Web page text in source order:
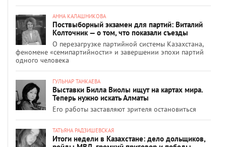
АННА КАЛАШНИКОВА
Поствыборный экзамен для партий: Виталий
Колточник — о том, что показали съезды
О перезагрузке партийной системы Казахстана,
феномене «семипартийности» и завершении эпохи партий
одного человека
ГУЛЬНАР ТАНКАЕВА
Выставки Билла Виолы ищут на картах мира.
Теперь нужно искать Алматы
Его работы заставляют зрителя остановиться
ТАТЬЯНА РАДЗИШЕВСКАЯ
Итоги недели в Казахстане: дело дольщиков,